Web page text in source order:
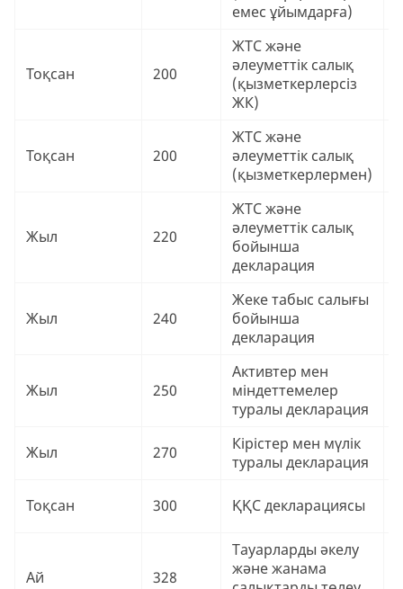
емес ұйымдарға)
Тоқсан 200
ЖТС және
әлеуметтік салық
(қызметкерлерсіз
ЖК)
Тоқсан 200
ЖТС және
әлеуметтік салық
(қызметкерлермен)
Жыл 220
ЖТС және
әлеуметтік салық
бойынша
декларация
Жыл 240
Жеке табыс салығы
бойынша
декларация
Жыл 250
Активтер мен
міндеттемелер
туралы декларация
Жыл 270
Кірістер мен мүлік
туралы декларация
Тоқсан 300 ҚҚС декларациясы
Ай 328
Тауарларды әкелу
және жанама